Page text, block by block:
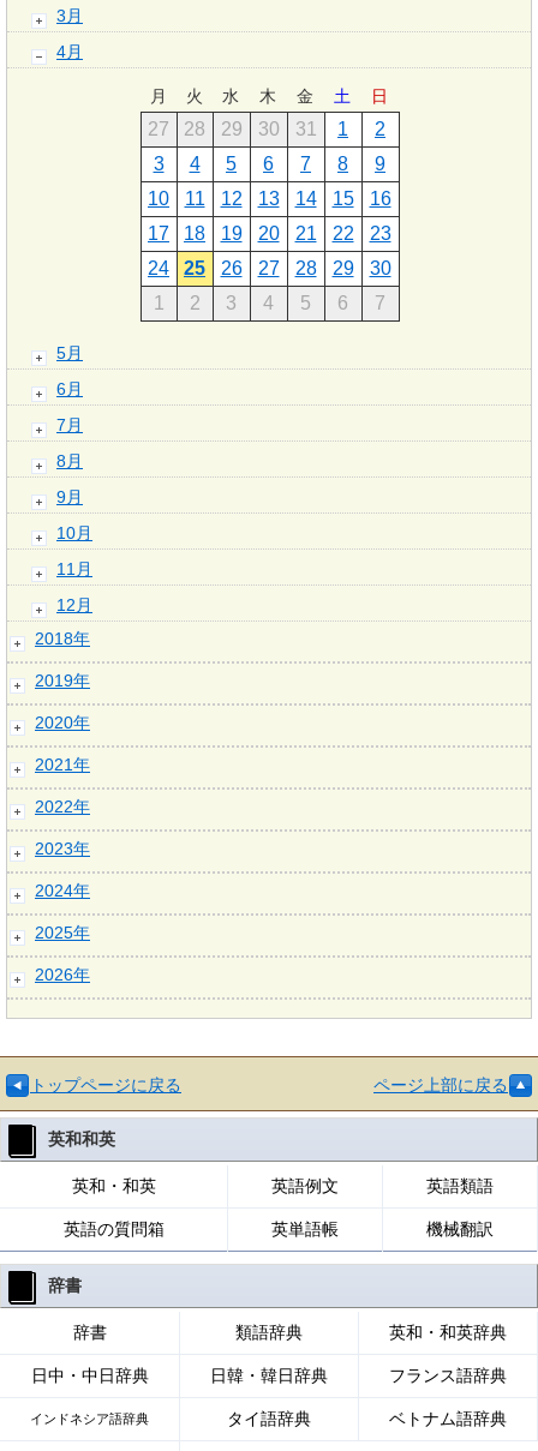
3月
4月
月 火 水 木 金 土 日
27 28 29 30 31 1
2
3
4 5 6 7 8
9
10
11 12 13 14 15
16
17
18 19 20 21 22
23
24
25 26 27 28 29
30
1
2 3 4 5 6 7
5月
6月
7月
8月
9月
10月
11月
12月
2018年
2019年
2020年
2021年
2022年
2023年
2024年
2025年
2026年
トップページに戻る ページ上部に戻る
英和和英
英和・和英 英語例文 英語類語
英語の質問箱 英単語帳 機械翻訳
辞書
辞書 類語辞典 英和・和英辞典
日中・中日辞典 日韓・韓日辞典 フランス語辞典
インドネシア語辞典 タイ語辞典 ベトナム語辞典